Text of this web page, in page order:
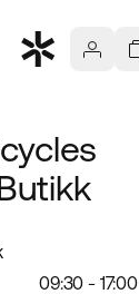
09:30 - 17:00